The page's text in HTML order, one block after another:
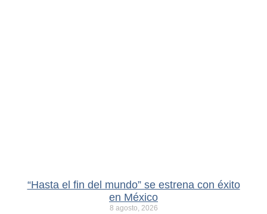
“Hasta el fin del mundo” se estrena con éxito
en México
8 agosto, 2026